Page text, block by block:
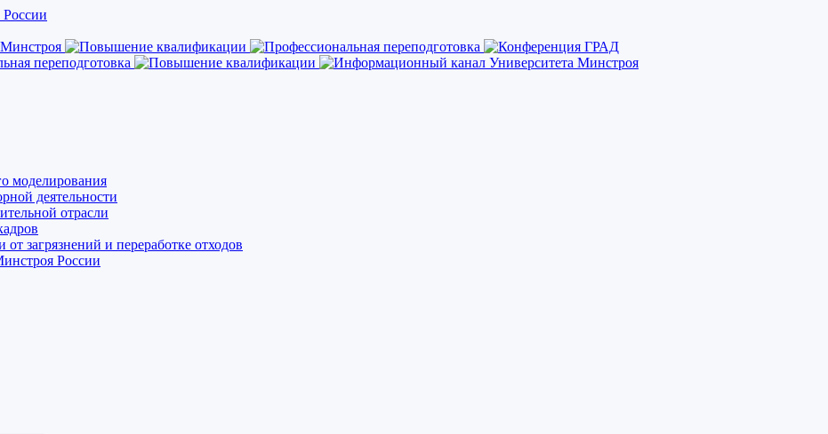
моделирования
деятельности
отрасли
загрязнений и переработке отходов
России